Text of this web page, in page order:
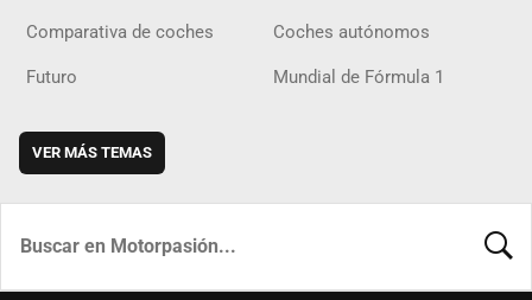
Comparativa de coches Coches autónomos
Futuro Mundial de Fórmula 1
VER MÁS TEMAS